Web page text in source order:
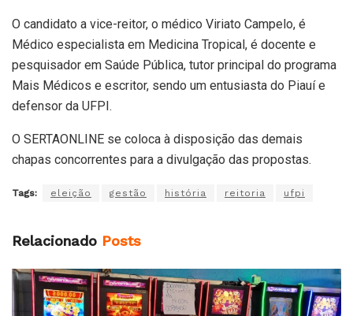
O candidato a vice-reitor, o médico Viriato Campelo, é
Médico especialista em Medicina Tropical, é docente e
pesquisador em Saúde Pública, tutor principal do programa
Mais Médicos e escritor, sendo um entusiasta do Piauí e
defensor da UFPI.
O SERTAONLINE se coloca à disposição das demais
chapas concorrentes para a divulgação das propostas.
Tags: eleição gestão história reitoria ufpi
Relacionado Posts